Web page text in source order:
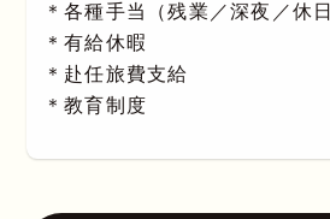
＊各種手当（残業／深夜／休
＊有給休暇
＊赴任旅費支給
＊教育制度